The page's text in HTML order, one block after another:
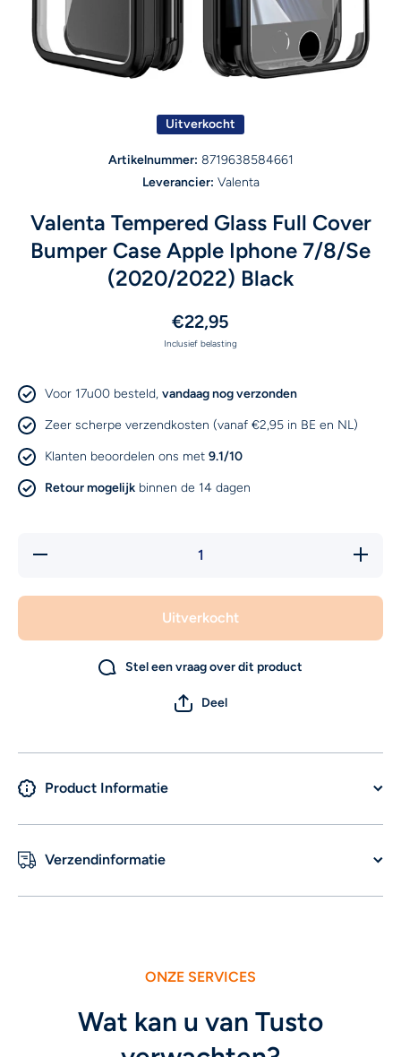
Uitverkocht
Artikelnummer: 8719638584661
Leverancier: Valenta
Valenta Tempered Glass Full Cover
Bumper Case Apple Iphone 7/8/Se
(2020/2022) Black
€22,95
Inclusief belasting
Voor 17u00 besteld, vandaag nog verzonden
Zeer scherpe verzendkosten (vanaf €2,95 in BE en NL)
Klanten beoordelen ons met 9.1/10
Retour mogelijk binnen de 14 dagen
Hoeveelheid
Verhoog
Cover
Uitverkocht
Stel een vraag over dit product
Deel
Product Informatie
Verzendinformatie
ONZE SERVICES
Wat kan u van Tusto